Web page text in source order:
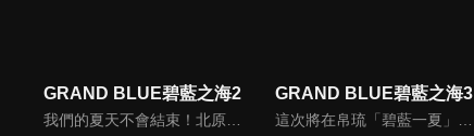
GRAND BLUE碧藍之海2
我們的夏天不會結束！北原伊織來到伊豆開始大學生活，轉眼過了三個月的時間——他寄住在潛水用品店「Grand Blue」，與可愛的表妹古手川千紗同住一個屋簷下，再加上表姊古手川奈奈華、充滿成熟魅力的濱岡梓、以及同年級的同學吉原愛菜，過著一帆風順又青春洋溢的大學生活！……然而這只是其中一個面向。
GRAND BLUE碧藍之海3
這次將在帛琉「碧藍一夏」！北原伊織來到伊豆開始大學生活後已經過了幾個月——。他寄住於潛水商店「Grand Blue」，和可愛的表妹古手川千紗住在同一個屋簷下。再加上表姊古手川奈奈華、充滿成熟魅力的濱岡梓、同年級的同學吉原愛菜，伊織過著一帆風順的青春校園生活！……然而這只是其中一個面向，其實他大學生活的大半都是和全裸的臭男人們的瘋狂鬧劇！說起來也是因為伊織加入的潛水社團「Peek a Boo」是個潛水頻率普普，卻天天和群壯漢脫光衣服飲酒作樂，過著喧鬧的日常生活的社團。而在這其中，伊織和是個帥哥、但其實是貨真價實的御宅族的今村耕平一起生活，如今的他已經被社團徹底同化了。某天，奈奈華告訴伊織潛水商店「Dolphin」在帛琉新開了分店，但現在人手不足，所以希望他能去幫忙。然而，伊織卻想到耕平曾表示因為海外無法在第一時間看到動畫，所以不願出國……。在這個夏天，首次以海外的帛琉為舞台的「碧藍生活」即將揭開序幕！